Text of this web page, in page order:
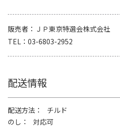
販売者
ＪＰ東京特選会株式会社
TEL
03-6803-2952
配送情報
配送方法
チルド
のし
対応可